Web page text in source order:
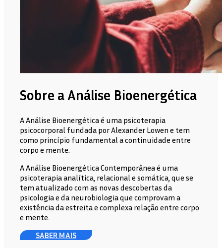
Sobre a Análise Bioenergética
A Análise Bioenergética é uma psicoterapia
psicocorporal fundada por Alexander Lowen e tem
como princípio fundamental a continuidade entre
corpo e mente.
A Análise Bioenergética Contemporânea é uma
psicoterapia analítica, relacional e somática, que se
tem atualizado com as novas descobertas da
psicologia e da neurobiologia que comprovam a
existência da estreita e complexa relação entre corpo
e mente.
SABER MAIS